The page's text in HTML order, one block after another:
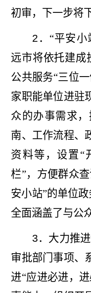
初审，下一步将
2 ． “平安小
远市将依托建成
公共服务“三位一
家职能单位进驻
众的办事需求
南、工作流程、
资料等，设置“
栏”，方便群众
安小站”的单位
全面涵盖了与公
3．大力推
审批部门事项、
进“应进必进，